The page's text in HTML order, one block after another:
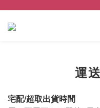
運
宅配/超取出貨時間